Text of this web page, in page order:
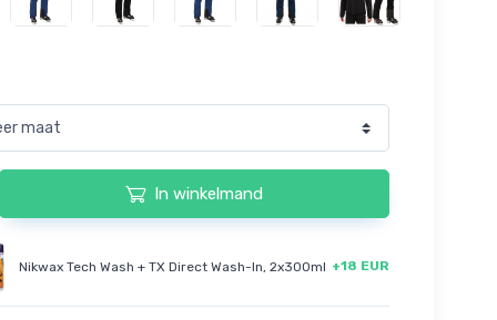
In winkelmand
Nikwax Tech Wash + TX Direct Wash-In, 2x300ml +18 EUR